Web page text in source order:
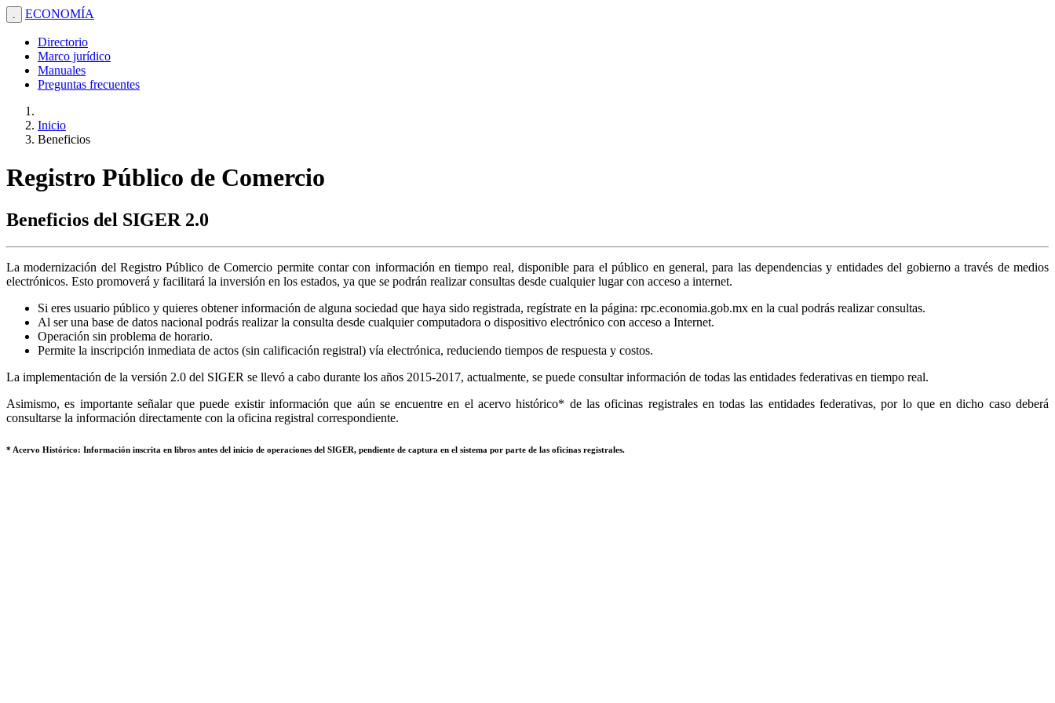
. ECONOMÍA
Directorio
Marco jurídico
Manuales
Preguntas frecuentes
Inicio
Beneficios
Registro Público de Comercio
Beneficios del SIGER 2.0
La modernización del Registro Público de Comercio permite contar con información en tiempo real, disponible para el público en general, para las dependencias y entidades del gobierno a través de medios
electrónicos. Esto promoverá y facilitará la inversión en los estados, ya que se podrán realizar consultas desde cualquier lugar con acceso a internet.
Si eres usuario público y quieres obtener información de alguna sociedad que haya sido registrada, regístrate en la página: rpc.economia.gob.mx en la cual podrás realizar consultas.
Al ser una base de datos nacional podrás realizar la consulta desde cualquier computadora o dispositivo electrónico con acceso a Internet.
Operación sin problema de horario.
Permite la inscripción inmediata de actos (sin calificación registral) vía electrónica, reduciendo tiempos de respuesta y costos.
La implementación de la versión 2.0 del SIGER se llevó a cabo durante los años 2015-2017, actualmente, se puede consultar información de todas las entidades federativas en tiempo real.
Asimismo, es importante señalar que puede existir información que aún se encuentre en el acervo histórico* de las oficinas registrales en todas las entidades federativas, por lo que en dicho caso deberá
consultarse la información directamente con la oficina registral correspondiente.
* Acervo Histórico: Información inscrita en libros antes del inicio de operaciones del SIGER, pendiente de captura en el sistema por parte de las oficinas registrales.